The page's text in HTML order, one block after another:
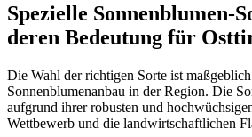
Spezielle Sonnenblumen-
deren Bedeutung für
Die Wahl der richtigen Sorte ist
Sonnenblumenanbau in der Region. Die
aufgrund ihrer robusten und
Wettbewerb und die landwirtschaftlichen